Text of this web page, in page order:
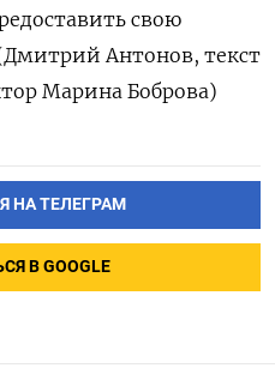
свою
Антонов, текст
Марина Боброва)
НА ТЕЛЕГРАМ
В GOOGLE